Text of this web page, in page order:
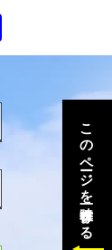
このページを一時保存する